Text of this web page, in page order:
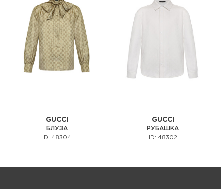
GUCCI
БЛУЗА
ID: 48304
GUCCI
РУБАШКА
ID: 48302